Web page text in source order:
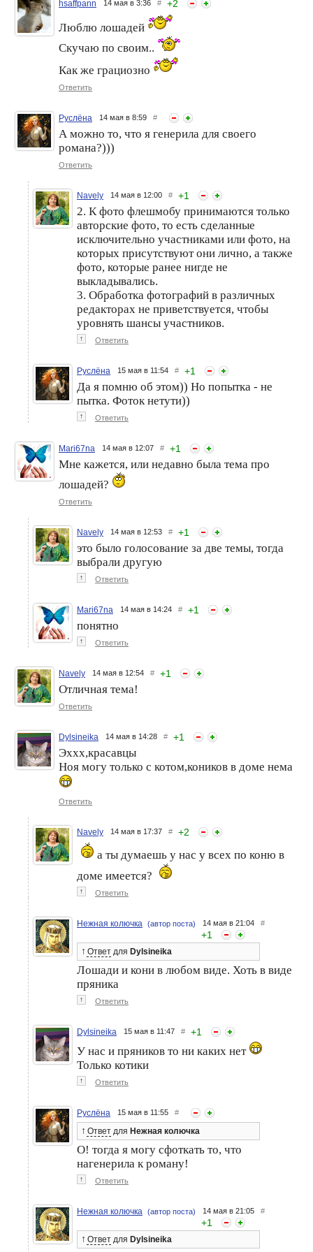
Поздравляем
победителей!
Поздравляем
победителей!
hsaffpann 14 мая в 3:36 # +2
Люблю лошадей
Скучаю по своим..
Как же грациозно
Ответить
Руслёна 14 мая в 8:59 #
А можно то, что я генерила для своего
романа?)))
Ответить
Navely 14 мая в 12:00 # +1
2. К фото флешмобу принимаются только
авторские фото, то есть сделанные
исключительно участниками или фото, на
которых присутствуют они лично, а также
фото, которые ранее нигде не
выкладывались.
3. Обработка фотографий в различных
редакторах не приветствуется, чтобы
уровнять шансы участников.
↑ Ответить
Руслёна 15 мая в 11:54 # +1
Да я помню об этом)) Но попытка - не
пытка. Фоток нетути))
↑ Ответить
Mari67na 14 мая в 12:07 # +1
Мне кажется, или недавно была тема про
лошадей?
Ответить
Navely 14 мая в 12:53 # +1
это было голосование за две темы, тогда
выбрали другую
↑ Ответить
Mari67na 14 мая в 14:24 # +1
понятно
↑ Ответить
Navely 14 мая в 12:54 # +1
Отличная тема!
Ответить
Dylsineika 14 мая в 14:28 # +1
Эххх,красавцы
Ноя могу только с котом,коников в доме нема
Ответить
Navely 14 мая в 17:37 # +2
а ты думаешь у нас у всех по коню в
доме имеется?
↑ Ответить
Нежная колючка (автор поста) 14 мая в 21:04 #
+1
↑ Ответ для Dylsineika
Лошади и кони в любом виде. Хоть в виде
пряника
↑ Ответить
Dylsineika 15 мая в 11:47 # +1
У нас и пряников то ни каких нет
Только котики
↑ Ответить
Руслёна 15 мая в 11:55 #
↑ Ответ для Нежная колючка
О! тогда я могу сфоткать то, что
нагенерила к роману!
↑ Ответить
Нежная колючка (автор поста) 14 мая в 21:05 #
+1
↑ Ответ для Dylsineika